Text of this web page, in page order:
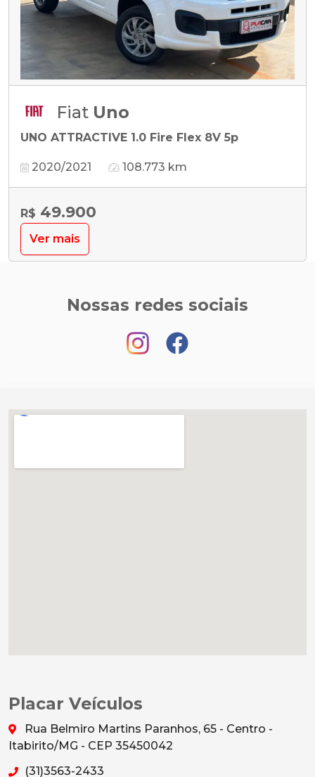
Fiat Uno
UNO ATTRACTIVE 1.0 Fire Flex 8V 5p
2020/2021 108.773 km
R$ 49.900
Ver mais
Nossas redes sociais
Placar Veículos
Rua Belmiro Martins Paranhos, 65 - Centro -
Itabirito/MG - CEP 35450042
(31)3563-2433